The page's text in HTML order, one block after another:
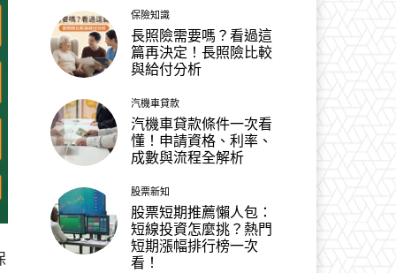
保險知識
長照險需要嗎？看過這
篇再決定！長照險比較
與給付分析
汽機車貸款
汽機車貸款條件一次看
懂！申請資格、利率、
成數與流程全解析
股票新知
股票短期推薦懶人包：
短線投資怎麼挑？熱門
短期漲幅排行榜一次
看！